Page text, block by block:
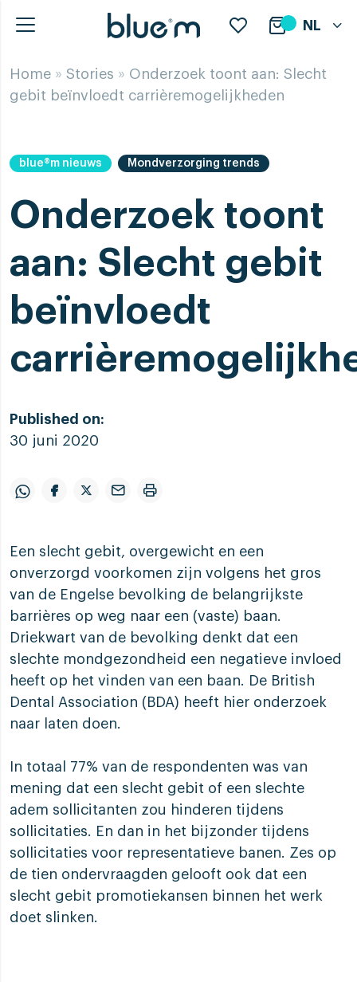
NL
Home » Stories » Onderzoek toont aan: Slecht
gebit beïnvloedt carrièremogelijkheden
blue®m nieuws Mondverzorging trends
Onderzoek toont
aan: Slecht gebit
beïnvloedt
Published on:
30 juni 2020
Een slecht gebit, overgewicht en een
onverzorgd voorkomen zijn volgens het gros
van de Engelse bevolking de belangrijkste
barrières op weg naar een (vaste) baan.
Driekwart van de bevolking denkt dat een
slechte mondgezondheid een negatieve invloed
heeft op het vinden van een baan. De British
Dental Association (BDA) heeft hier onderzoek
naar laten doen.
In totaal 77% van de respondenten was van
mening dat een slecht gebit of een slechte
adem sollicitanten zou hinderen tijdens
sollicitaties. En dan in het bijzonder tijdens
sollicitaties voor representatieve banen. Zes op
de tien ondervraagden gelooft ook dat een
slecht gebit promotiekansen binnen het werk
doet slinken.